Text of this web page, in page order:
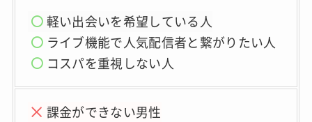
軽い出会いを希望している人
ライブ機能で人気配信者と繋がりたい人
コスパを重視しない人
課金ができない男性